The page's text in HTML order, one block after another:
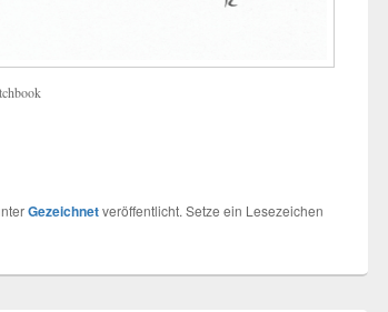
Gezeichnetveröffentlicht. Setze ein Lesezeichen